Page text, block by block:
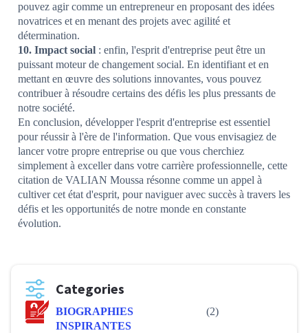
pouvez agir comme un entrepreneur en proposant des idées
novatrices et en menant des projets avec agilité et
détermination.
10. Impact social : enfin, l'esprit d'entreprise peut être un
puissant moteur de changement social. En identifiant et en
mettant en œuvre des solutions innovantes, vous pouvez
contribuer à résoudre certains des défis les plus pressants de
notre société.
En conclusion, développer l'esprit d'entreprise est essentiel
pour réussir à l'ère de l'information. Que vous envisagiez de
lancer votre propre entreprise ou que vous cherchiez
simplement à exceller dans votre carrière professionnelle, cette
citation de VALIAN Moussa résonne comme un appel à
cultiver cet état d'esprit, pour naviguer avec succès à travers les
défis et les opportunités de notre monde en constante
évolution.
Categories
BIOGRAPHIES
INSPIRANTES
(2)